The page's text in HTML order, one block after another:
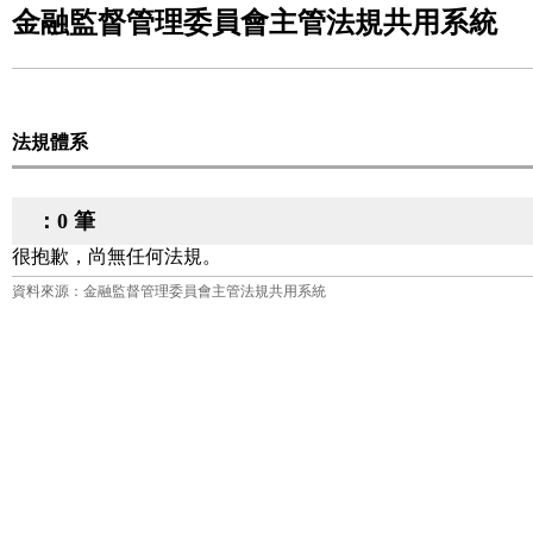
金融監督管理委員會主管法規共用系統
法規體系
：0 筆
很抱歉，尚無任何法規。
資料來源：金融監督管理委員會主管法規共用系統